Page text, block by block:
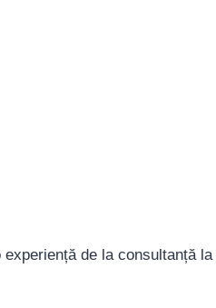
de la consultanță